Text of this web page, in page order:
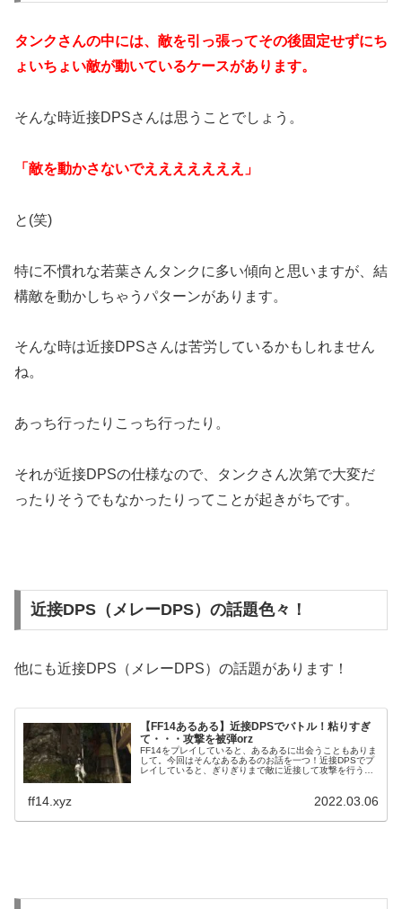
タンクさんの中には、敵を引っ張ってその後固定せずにち
ょいちょい敵が動いているケースがあります。
そんな時近接DPSさんは思うことでしょう。
「敵を動かさないでえええええええ」
と(笑)
特に不慣れな若葉さんタンクに多い傾向と思いますが、結
構敵を動かしちゃうパターンがあります。
そんな時は近接DPSさんは苦労しているかもしれません
ね。
あっち行ったりこっち行ったり。
それが近接DPSの仕様なので、タンクさん次第で大変だ
ったりそうでもなかったりってことが起きがちです。
近接DPS（メレーDPS）の話題色々！
他にも近接DPS（メレーDPS）の話題があります！
【FF14あるある】近接DPSでバトル！粘りすぎ
て・・・攻撃を被弾orz
FF14をプレイしていると、あるあるに出会うこともありま
して。今回はそんなあるあるのお話を一つ！近接DPSでプ
レイしていると、ぎりぎりまで敵に近接して攻撃を行うな
ff14.xyz 2022.03.06